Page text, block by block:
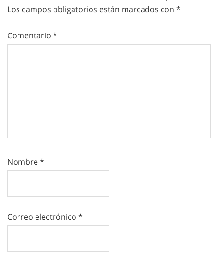
Los campos obligatorios están marcados con *
Comentario *
Nombre*
Correo electrónico *